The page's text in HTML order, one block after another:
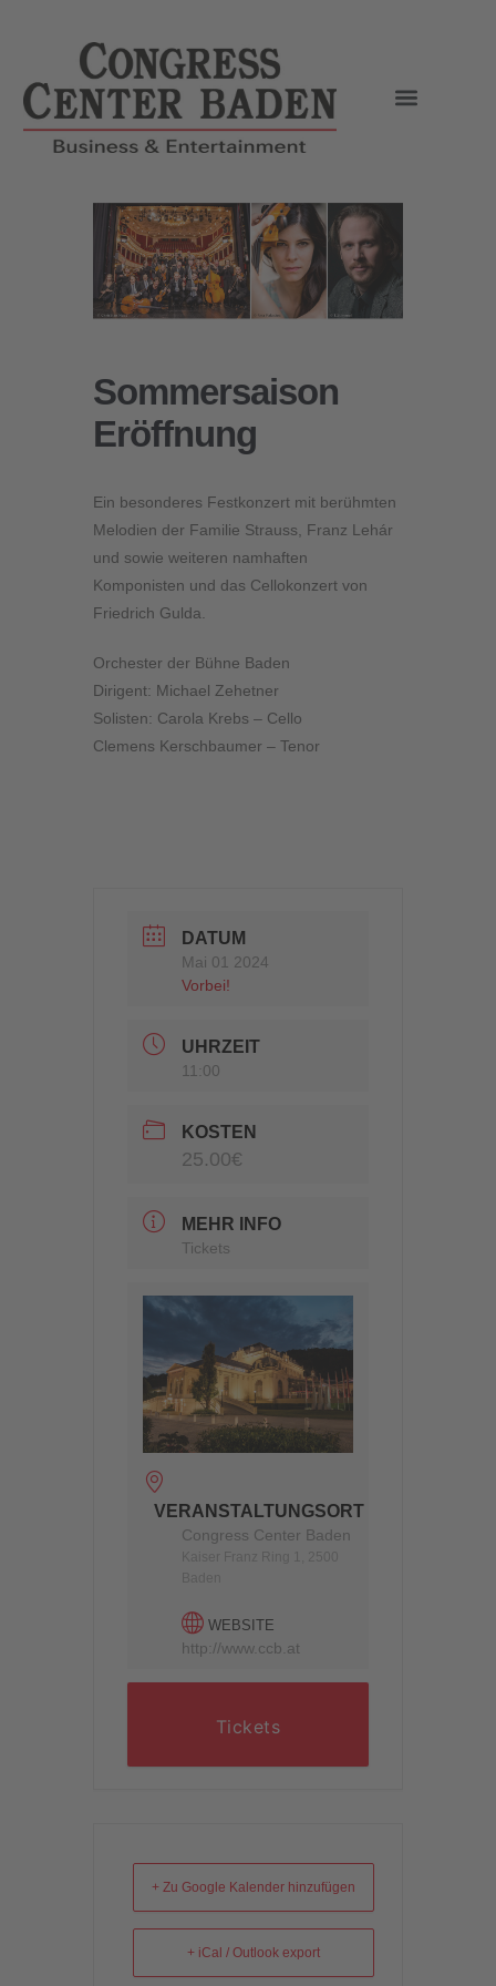
Sommersaison
Eröffnung
Ein besonderes Festkonzert mit berühmten
Melodien der Familie Strauss, Franz Lehár
und sowie weiteren namhaften
Komponisten und das Cellokonzert von
Friedrich Gulda.
Orchester der Bühne Baden
Dirigent: Michael Zehetner
Solisten: Carola Krebs – Cello
Clemens Kerschbaumer – Tenor
DATUM
Mai 01 2024
Vorbei!
UHRZEIT
11:00
KOSTEN
25.00€
MEHR INFO
Tickets
VERANSTALTUNGSORT
Congress Center Baden
WEBSITE
http://www.ccb.at
Tickets
+ Zu Google Kalender hinzufügen
+ iCal / Outlook export